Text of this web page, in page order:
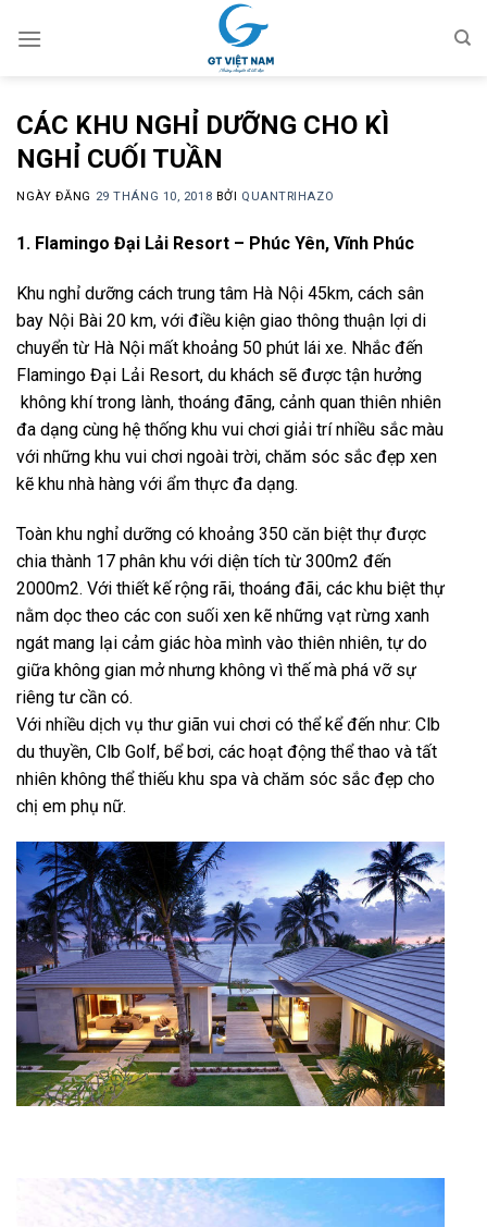
đến
CÁC KHU NGHỈ DƯỠNG CHO KÌ
NGHỈ CUỐI TUẦN
NGÀY ĐĂNG 29 THÁNG 10, 2018 BỞI QUANTRIHAZO
1. Flamingo Đại Lải Resort – Phúc Yên, Vĩnh Phúc
Khu nghỉ dưỡng cách trung tâm Hà Nội 45km, cách sân
bay Nội Bài 20 km, với điều kiện giao thông thuận lợi di
chuyển từ Hà Nội mất khoảng 50 phút lái xe. Nhắc đến
Flamingo Đại Lải Resort, du khách sẽ được tận hưởng
không khí trong lành, thoáng đãng, cảnh quan thiên nhiên
đa dạng cùng hệ thống khu vui chơi giải trí nhiều sắc màu
với những khu vui chơi ngoài trời, chăm sóc sắc đẹp xen
kẽ khu nhà hàng với ẩm thực đa dạng.
Toàn khu nghỉ dưỡng có khoảng 350 căn biệt thự được
chia thành 17 phân khu với diện tích từ 300m2 đến
2000m2. Với thiết kế rộng rãi, thoáng đãi, các khu biệt thự
nằm dọc theo các con suối xen kẽ những vạt rừng xanh
ngát mang lại cảm giác hòa mình vào thiên nhiên, tự do
giữa không gian mở nhưng không vì thế mà phá vỡ sự
riêng tư cần có.
Với nhiều dịch vụ thư giãn vui chơi có thể kể đến như: Clb
du thuyền, Clb Golf, bể bơi, các hoạt động thể thao và tất
nhiên không thể thiếu khu spa và chăm sóc sắc đẹp cho
chị em phụ nữ.